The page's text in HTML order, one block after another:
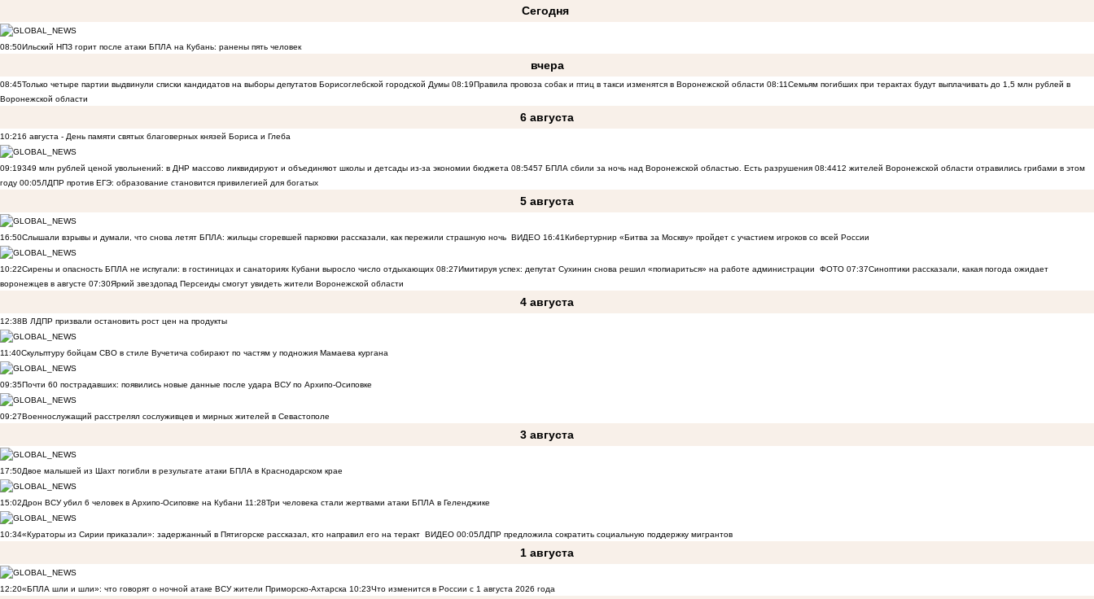
Сегодня
08:50Ильский НПЗ горит после атаки БПЛА на Кубань: ранены пять человек
вчера
08:45Только четыре партии выдвинули списки кандидатов на выборы депутатов Борисоглебской городской Думы 08:19Правила провоза собак и птиц в такси изменятся в Воронежской области 08:11Семьям погибших при терактах будут выплачивать до 1,5 млн рублей в
Воронежской области
6 августа
10:216 августа - День памяти святых благоверных князей Бориса и Глеба
09:19349 млн рублей ценой увольнений: в ДНР массово ликвидируют и объединяют школы и детсады из-за экономии бюджета 08:5457 БПЛА сбили за ночь над Воронежской областью. Есть разрушения 08:4412 жителей Воронежской области отравились грибами в этом
году 00:05ЛДПР против ЕГЭ: образование становится привилегией для богатых
5 августа
16:50Слышали взрывы и думали, что снова летят БПЛА: жильцы сгоревшей парковки рассказали, как пережили страшную ночь ВИДЕО 16:41Кибертурнир «Битва за Москву» пройдет с участием игроков со всей России
10:22Сирены и опасность БПЛА не испугали: в гостиницах и санаториях Кубани выросло число отдыхающих 08:27Имитируя успех: депутат Сухинин снова решил «попиариться» на работе администрации ФОТО 07:37Синоптики рассказали, какая погода ожидает
воронежцев в августе 07:30Яркий звездопад Персеиды смогут увидеть жители Воронежской области
4 августа
12:38В ЛДПР призвали остановить рост цен на продукты
11:40Скульптуру бойцам СВО в стиле Вучетича собирают по частям у подножия Мамаева кургана
09:35Почти 60 пострадавших: появились новые данные после удара ВСУ по Архипо-Осиповке
09:27Военнослужащий расстрелял сослуживцев и мирных жителей в Севастополе
3 августа
17:50Двое малышей из Шахт погибли в результате атаки БПЛА в Краснодарском крае
15:02Дрон ВСУ убил 6 человек в Архипо-Осиповке на Кубани 11:28Три человека стали жертвами атаки БПЛА в Геленджике
10:34«Кураторы из Сирии приказали»: задержанный в Пятигорске рассказал, кто направил его на теракт ВИДЕО 00:05ЛДПР предложила сократить социальную поддержку мигрантов
1 августа
12:20«БПЛА шли и шли»: что говорят о ночной атаке ВСУ жители Приморско-Ахтарска 10:23Что изменится в России с 1 августа 2026 года